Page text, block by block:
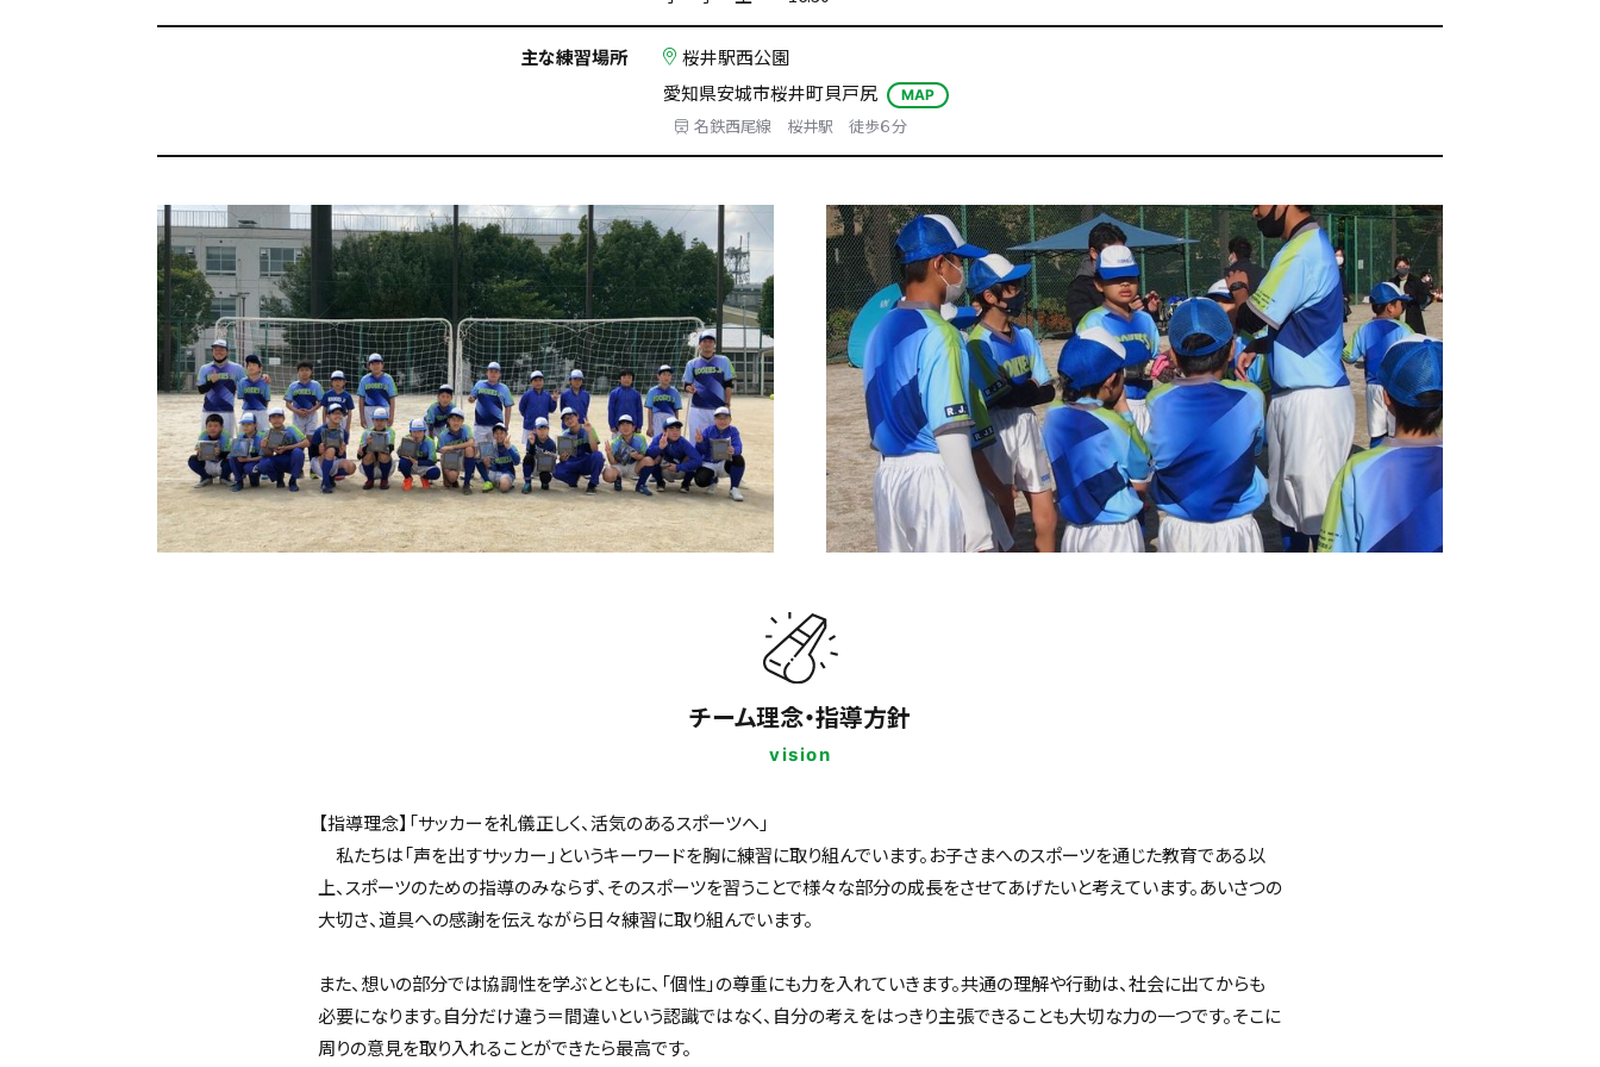
主な練習場所
桜井駅西公園
愛知県安城市桜井町貝戸尻
MAP
名鉄西尾線 桜井駅 徒歩６分
チーム理念・指導方針
vision
【指導理念】「サッカーを礼儀正しく、活気のあるスポーツへ」
私たちは「声を出すサッカー」というキーワードを胸に練習に取り組んでいます。お子さまへのスポーツを通じた教育である以
上、スポーツのための指導のみならず、そのスポーツを習うことで様々な部分の成長をさせてあげたいと考えています。あいさつの
大切さ、道具への感謝を伝えながら日々練習に取り組んでいます。
また、想いの部分では協調性を学ぶとともに、「個性」の尊重にも力を入れていきます。共通の理解や行動は、社会に出てからも
必要になります。自分だけ違う＝間違いという認識ではなく、自分の考えをはっきり主張できることも大切な力の一つです。そこに
周りの意見を取り入れることができたら最高です。